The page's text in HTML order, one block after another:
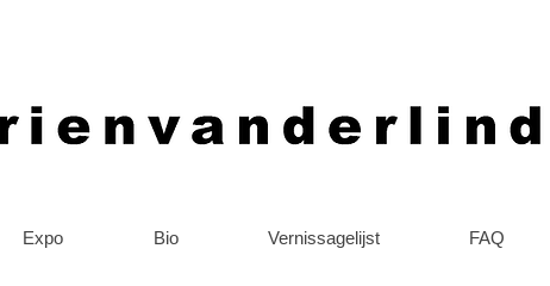
Expo Bio Vernissagelijst FAQ